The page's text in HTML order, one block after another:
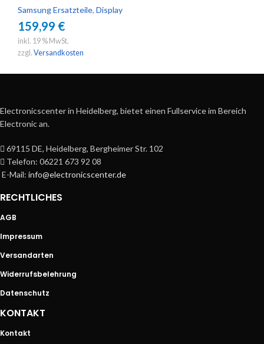
Samsung Ersatzteile, Display
159,99 €
inkl. 19 % MwSt.
zzgl. Versandkosten
Electronicscenter in Heidelberg, bietet einen Fullservice im Bereich
Electronic an.
69115 DE, Heidelberg, Bergheimer Str. 102
Telefon: 06221 673 92 08
E-Mail:info@electronicscenter.de
RECHTLICHES
AGB
Impressum
Versandarten
Widerrufsbelehrung
Datenschutz
KONTAKT
Kontakt